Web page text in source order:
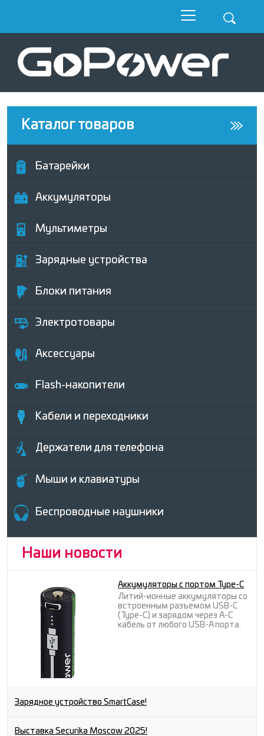
Каталог товаров
Батарейки
Аккумуляторы
Мультиметры
Зарядные устройства
Блоки питания
Электротовары
Аксессуары
Flash-накопители
Кабели и переходники
Держатели для телефона
Мыши и клавиатуры
Беcпроводные наушники
Наши новости
Аккумуляторы с портом Type-C
Литий-ионные аккумуляторы со
встроенным разъемом USB-C
(Type-C) и зарядом через A-C
кабель от любого USB-A порта.
Зарядное устройство SmartCase!
Выставка Securika Moscow 2025!